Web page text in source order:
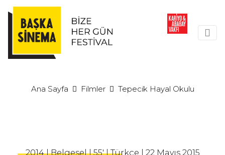
Ana Sayfa Filmler Tepecik Hayal Okulu
2014 | Belgesel | 55' | Türkçe | 22 Mayıs 2015